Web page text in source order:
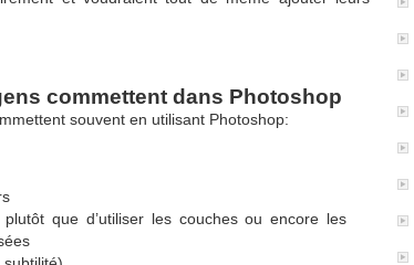
commettent dans Photoshop
souvent en utilisant Photoshop:
que d’utiliser les couches ou encore les